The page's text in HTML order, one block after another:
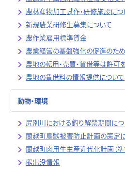
農林産物加工試作・研修施設につ
新規農業研修生募集について
農作業雇用標準賃金
農業経営の基盤強化の促進のた
農地の転用・売買・貸借等は許可
農地の賃借料の情報提供について
動物・環境
尻別川における釣り解禁期間につ
蘭越町鳥獣被害防止計画の策定
蘭越町肉用牛生産近代化計画（
熊出没情報